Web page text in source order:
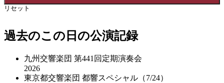
リセット
過去のこの日の公演記録
九州交響楽団 第441回定期演奏会
2026
東京都交響楽団 都響スペシャル（7/24）